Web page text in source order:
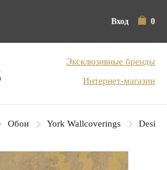
Вход 0
Эксклюзивные бренды
Интернет-магазин
Обои York Wallcoverings